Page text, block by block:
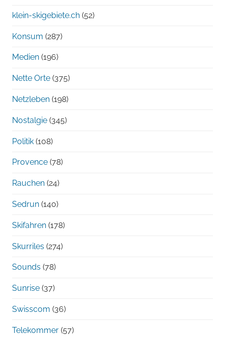
klein-skigebiete.ch (52)
Konsum (287)
Medien (196)
Nette Orte (375)
Netzleben (198)
Nostalgie (345)
Politik (108)
Provence (78)
Rauchen (24)
Sedrun (140)
Skifahren (178)
Skurriles (274)
Sounds (78)
Sunrise (37)
Swisscom (36)
Telekommer (57)